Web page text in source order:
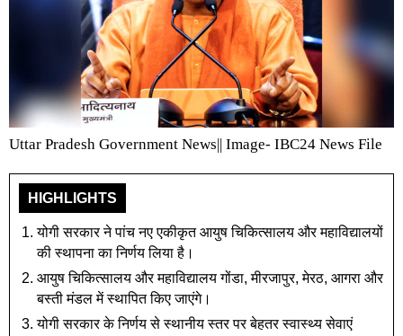
Uttar Pradesh Government News|| Image- IBC24 News File
HIGHLIGHTS
योगी सरकार ने पांच नए एकीकृत आयुष चिकित्सालय और महाविद्यालयों
की स्थापना का निर्णय लिया है।
आयुष चिकित्सालय और महाविद्यालय गोंडा, मीरजापुर, मेरठ, आगरा और
बस्ती मंडल में स्थापित किए जाएंगे।
योगी सरकार के निर्णय से स्थानीय स्तर पर बेहतर स्वास्थ्य सेवाएं